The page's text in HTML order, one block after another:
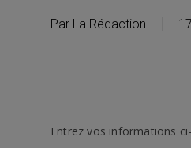
Par La Rédaction
Entrez vos informations